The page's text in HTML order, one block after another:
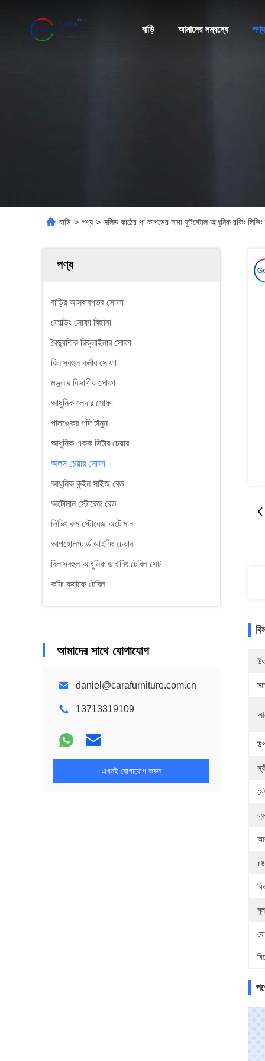
বাড়ি আমাদের সম্বন্ধে পণ্য
বাড়ি > পণ্য > সলিড কাঠের পা কাপড়ের সাদা ফুটস্টোল আধুনিক রকিং
পণ্য
বাড়ির আসবাবপত্র সোফা
ফোল্ডিং সোফা বিছানা
বৈদ্যুতিক রিক্লাইনার সোফা
বিলাসবহুল কর্নার সোফা
মডুলার বিভাগীয় সোফা
আধুনিক লেদার সোফা
পালঙ্কের গদি টানুন
আধুনিক একক সিটার চেয়ার
অলস চেয়ার সোফা
আধুনিক কুইন সাইজ বেড
অটোমান স্টোরেজ বেড
লিভিং রুম স্টোরেজ অটোমান
আপহোলস্টার্ড ডাইনিং চেয়ার
বিলাসবহুল আধুনিক ডাইনিং টেবিল সেট
কফি ক্যাফে টেবিল
আমাদের সাথে যোগাযোগ
daniel@carafurniture.com.cn
13713319109
এখনই যোগাযোগ করুন